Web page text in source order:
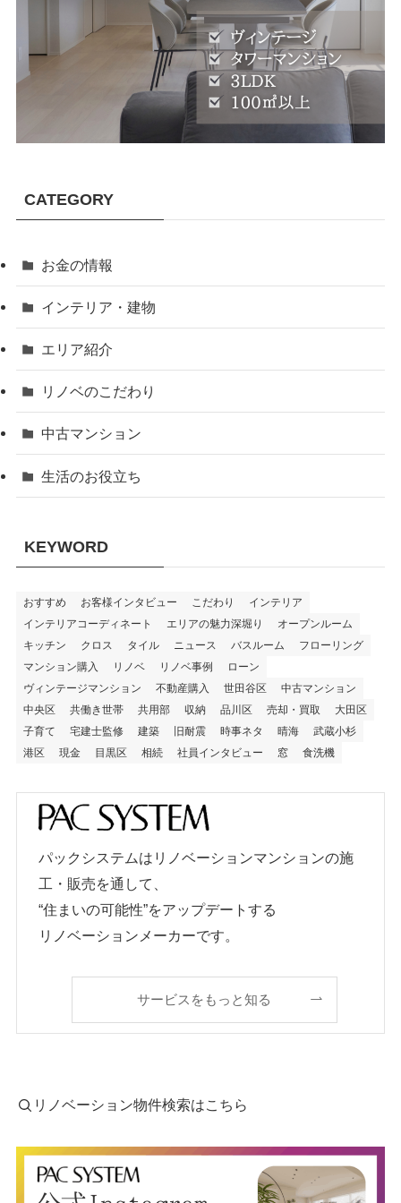
CATEGORY
お金の情報
インテリア・建物
エリア紹介
リノベのこだわり
中古マンション
生活のお役立ち
KEYWORD
おすすめ お客様インタビュー こだわり
インテリア
インテリアコーディネート
エリアの魅力深堀り
オープンルーム
キッチン
クロス タイル ニュース バスルーム
フローリング
マンション購入
リノベ リノベ事例
ローン
ヴィンテージマンション
不動産購入 世田谷区
中古マンション
中央区
共働き世帯 共用部 収納 品川区 売却・買取
大田区
子育て
宅建士監修 建築 旧耐震 時事ネタ 晴海
武蔵小杉
港区
現金 目黒区 相続 社員インタビュー 窓 食洗機
パックシステムはリノベーションマンションの施
工・販売を通して、
“住まいの可能性”をアップデートする
リノベーションメーカーです。
サービスをもっと知る
リノベーション物件検索はこちら